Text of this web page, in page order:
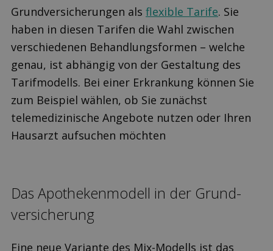
Grundversicherungen als flexible Tarife. Sie
haben in diesen Tarifen die Wahl zwischen
verschiedenen Behandlungsformen – welche
genau, ist abhängig von der Gestaltung des
Tarifmodells. Bei einer Erkrankung können Sie
zum Beispiel wählen, ob Sie zunächst
telemedizinische Angebote nutzen oder Ihren
Hausarzt aufsuchen möchten
Das Apotheken­modell in der Grund­
versicherung
Eine neue Variante des Mix-Modells ist das